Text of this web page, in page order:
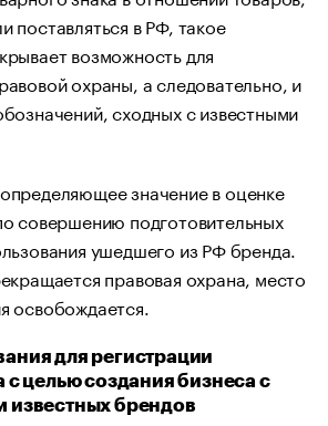
поставляться в РФ, такое
возможность для
охраны, а следовательно, и
сходных с известными
значение в оценке
совершению подготовительных
ушедшего из РФ бренда.
правовая охрана, место
освобождается.
для регистрации
с целью создания бизнеса с
известных брендов